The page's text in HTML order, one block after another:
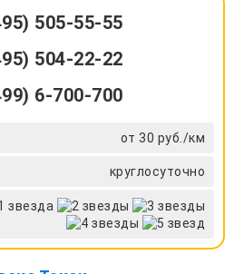
505-55-55
504-22-22
6-700-700
от 30 руб./км
круглосуточно